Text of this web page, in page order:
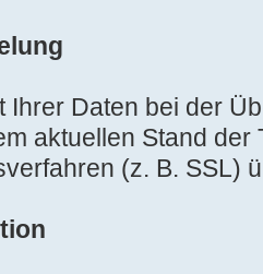
Ihrer Daten bei der
aktuellen Stand der
(z. B. SSL)